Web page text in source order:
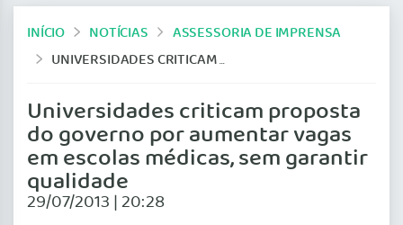
INÍCIO NOTÍCIAS
ASSESSORIA DE IMPRENSA
UNIVERSIDADES CRITICAM PROPOSTA DO GOVERNO POR AUMENTAR VAGAS EM ESCOLAS MÉDICAS, SEM GARANTIR QUALIDADE
Universidades criticam proposta
do governo por aumentar vagas
em escolas médicas, sem garantir
qualidade
29/07/2013 | 20:28